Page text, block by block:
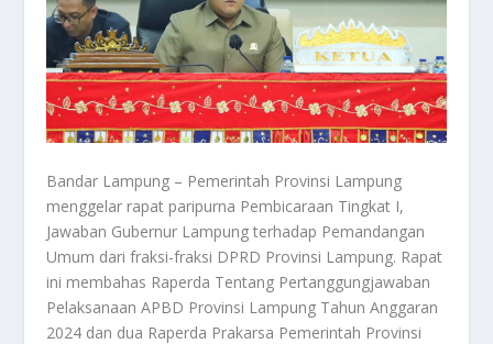
Bandar Lampung – Pemerintah Provinsi Lampung
menggelar rapat paripurna Pembicaraan Tingkat I,
Jawaban Gubernur Lampung terhadap Pemandangan
Umum dari fraksi-fraksi DPRD Provinsi Lampung. Rapat
ini membahas Raperda Tentang Pertanggungjawaban
Pelaksanaan APBD Provinsi Lampung Tahun Anggaran
2024 dan dua Raperda Prakarsa Pemerintah Provinsi